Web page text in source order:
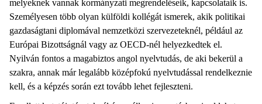
melyeknek vannak kormányzati megrendeléseik, kapcsolataik is.
Személyesen több olyan külföldi kollégát ismerek, akik politikai
gazdaságtani diplomával nemzetközi szervezeteknél, például az
Európai Bizottságnál vagy az OECD-nél helyezkedtek el.
Nyilván fontos a magabiztos angol nyelvtudás, de aki bekerül a
szakra, annak már legalább középfokú nyelvtudással rendelkeznie
kell, és a képzés során ezt tovább lehet fejleszteni.